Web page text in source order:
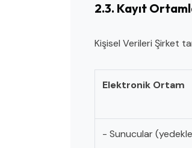
2.3. Kayıt
Kişisel Verileri Şirket
Elektronik Ortam
- Sunucular